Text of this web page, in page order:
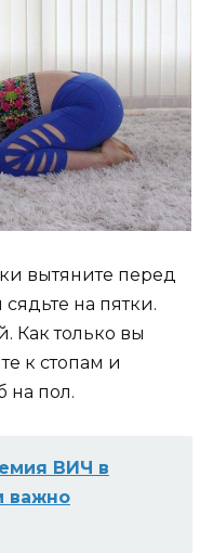
вытяните перед
на пятки.
Как только вы
к стопам и
на пол.
ВИЧ в
важно